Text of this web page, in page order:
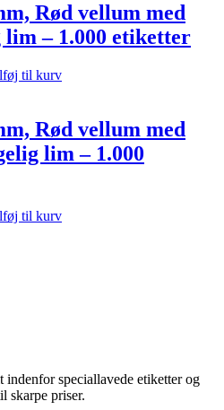
Rød vellum med
lim – 1.000 etiketter
til kurv
Rød vellum med
lim – 1.000
til kurv
speciallavede etiketter og
skarpe priser.